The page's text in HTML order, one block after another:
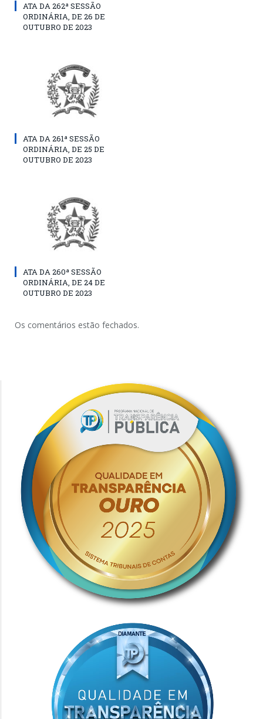
ATA DA 262ª SESSÃO
ORDINÁRIA, DE 26 DE
OUTUBRO DE 2023
ATA DA 261ª SESSÃO
ORDINÁRIA, DE 25 DE
OUTUBRO DE 2023
ATA DA 260ª SESSÃO
ORDINÁRIA, DE 24 DE
OUTUBRO DE 2023
Os comentários estão fechados.